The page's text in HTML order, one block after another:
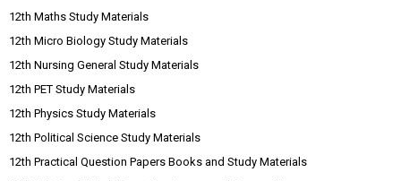
12th Maths Study Materials
12th Micro Biology Study Materials
12th Nursing General Study Materials
12th PET Study Materials
12th Physics Study Materials
12th Political Science Study Materials
12th Practical Question Papers Books and Study Materials